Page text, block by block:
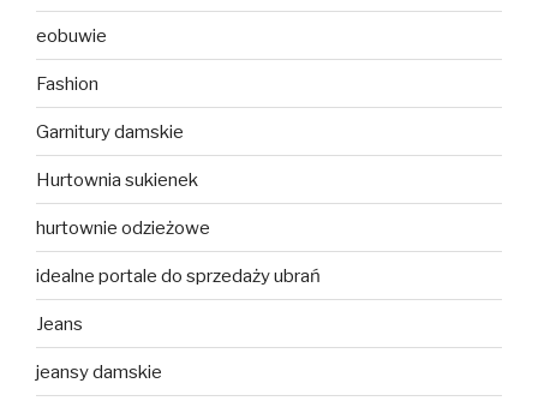
eobuwie
Fashion
Garnitury damskie
Hurtownia sukienek
hurtownie odzieżowe
idealne portale do sprzedaży ubrań
Jeans
jeansy damskie